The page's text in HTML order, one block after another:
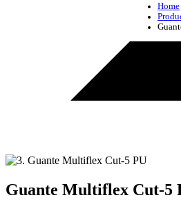
Home
Guante Multiflex Cut-5